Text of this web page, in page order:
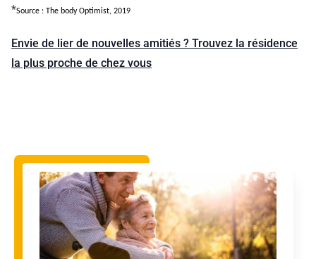
*Source : The body Optimist, 2019
Envie de lier de nouvelles amitiés ? Trouvez la résidence
la plus proche de chez vous